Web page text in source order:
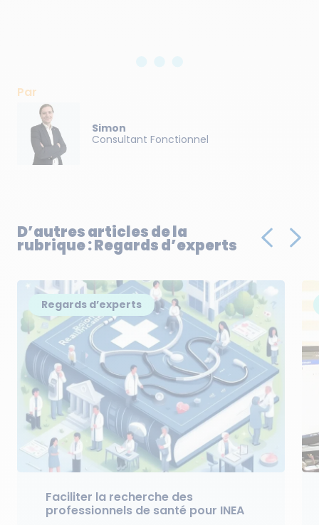
Par
Simon
Consultant Fonctionnel
D’autres articles de la
rubrique : Regards d’experts
Regards d’experts
Faciliter la recherche des
professionnels de santé pour INEA